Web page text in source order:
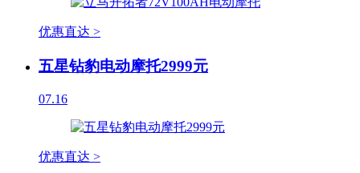
优惠直达 >
五星钻豹电动摩托2999元
07.16
优惠直达 >